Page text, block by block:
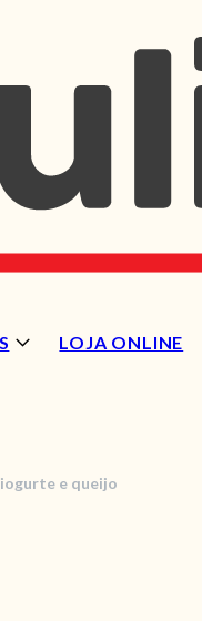
LOJA ONLINE
e queijo